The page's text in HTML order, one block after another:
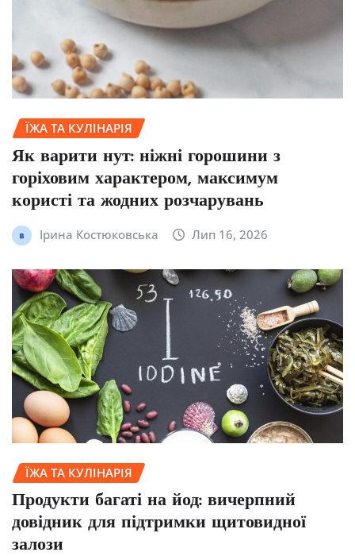
ЇЖА ТА КУЛІНАРІЯ
Як варити нут: ніжні горошини з
горіховим характером, максимум
користі та жодних розчарувань
Ірина Костюковська Лип 16, 2026
ЇЖА ТА КУЛІНАРІЯ
Продукти багаті на йод: вичерпний
довідник для підтримки щитовидної
залози